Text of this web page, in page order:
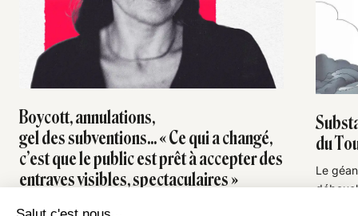
Boycott, annulations,
gel des subventions... « Ce qui a changé,
c’est que le public est prêt à accepter des
entraves visibles, spectaculaires »
Pour Anna Arzoumanov, le mot « censure »
du
Le